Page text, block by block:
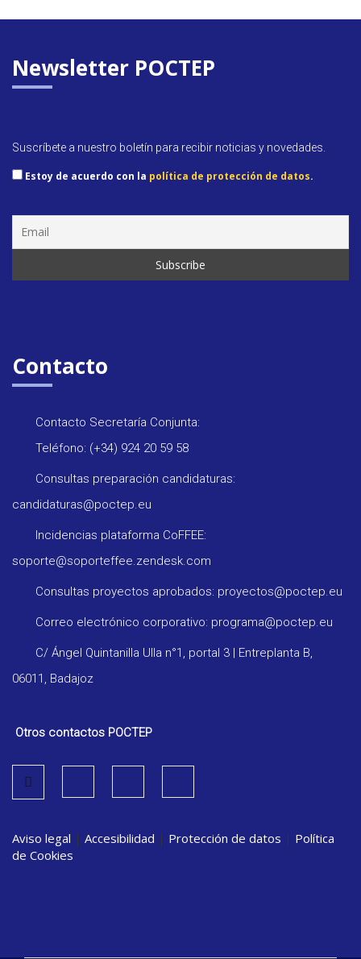
Newsletter POCTEP
Suscríbete a nuestro boletín para recibir noticias y novedades.
Estoy de acuerdo con la política de protección de datos.
Contacto
Contacto Secretaría Conjunta:
Teléfono: (+34) 924 20 59 58
Consultas preparación candidaturas:
candidaturas@poctep.eu
Incidencias plataforma CoFFEE:
soporte@soporteffee.zendesk.com
Consultas proyectos aprobados: proyectos@poctep.eu
Correo electrónico corporativo: programa@poctep.eu
C/ Ángel Quintanilla Ulla n°1, portal 3 | Entreplanta B,
06011, Badajoz
Otros contactos POCTEP
Aviso legal | Accesibilidad | Protección de datos | Política
de Cookies